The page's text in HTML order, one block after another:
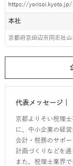
https://yorisoi.kyoto.jp/
本社
京都府京田辺市同志社
代表メッセージ｜
京都よりそい税理
に、中小企業の経
会計・税務のサポ
計画づくりなどを通
また、税理士業界